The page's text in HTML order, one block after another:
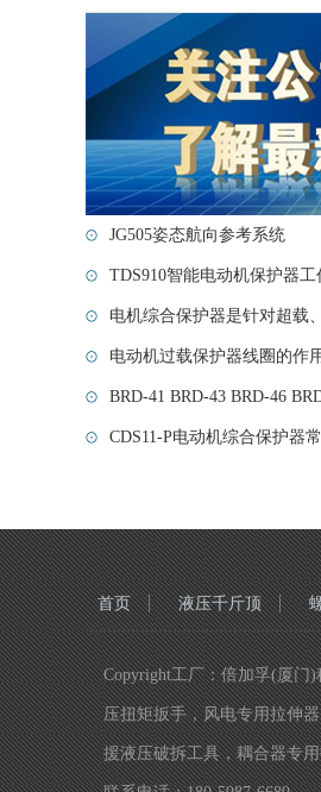
JG505姿态航向参考系统
TDS910智能电动机保护器工
电机综合保护器是针对超载
电动机过载保护器线圈的作
BRD-41 BRD-43 BRD-46
CDS11-P电动机综合保护器
首页 液压千斤顶
Copyright工厂：倍加孚(厦门
压扭矩扳手，风电专用拉伸
援液压破拆工具，耦合器专